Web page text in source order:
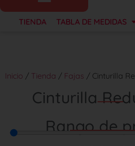
TIENDA TABLA DE MEDIDAS
Inicio / Tienda / Fajas / Cinturilla
Cinturilla
Rango de